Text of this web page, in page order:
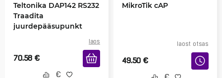
Teltonika DAP142 RS232
Traadita
juurdepääsupunkt
laos
70.58 €
MikroTik cAP
laost otsas
49.50 €